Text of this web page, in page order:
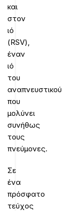
και
στον
ιό
(RSV),
έναν
ιό
του
αναπνευστικού
που
μολύνει
συνήθως
τους
πνεύμονες.
Σε
ένα
πρόσφατο
τεύχος